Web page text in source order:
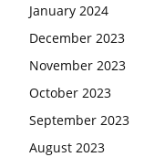
January 2024
December 2023
November 2023
October 2023
September 2023
August 2023